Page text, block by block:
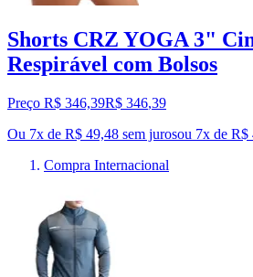
Shorts CRZ YOGA 3"
Respirável com Bolsos
Preço R$ 346,39R$ 346,39
Ou 7x de R$ 49,48 sem jurosou 7x de R$
Compra Internacional